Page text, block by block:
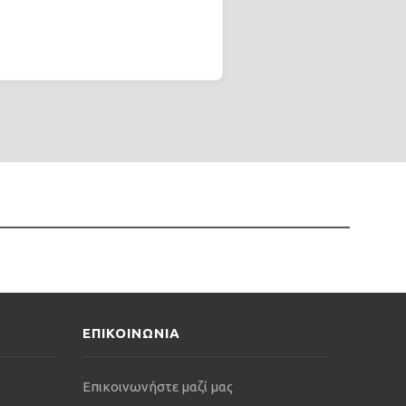
ΕΠΙΚΟΙΝΩΝΙΑ
Επικοινωνήστε μαζί μας